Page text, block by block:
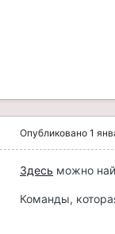
Опубликовано 1
Здесь можно
Команды,